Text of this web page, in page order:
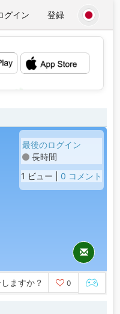
グイン 登録
💕
最後のログイン
長時間
1 ビュー | 0 コメント
ますか？ 0